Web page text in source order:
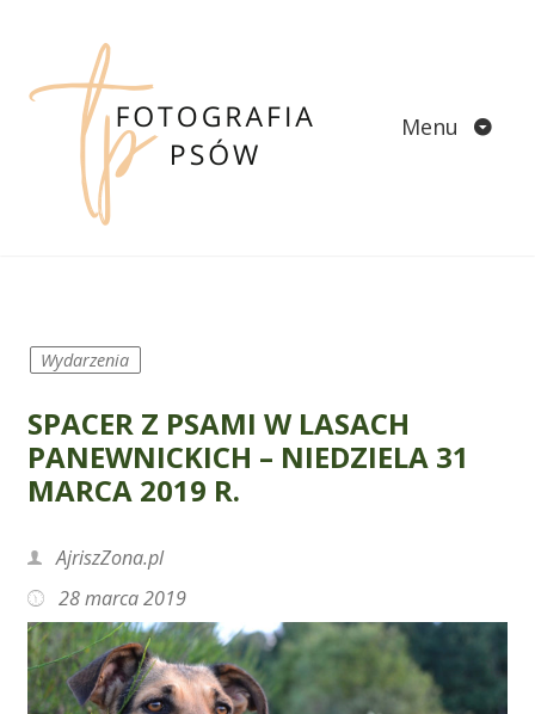
content
Menu
Wydarzenia
SPACER Z PSAMI W LASACH
PANEWNICKICH – NIEDZIELA 31
MARCA 2019 R.
AjriszZona.pl
28 marca 2019